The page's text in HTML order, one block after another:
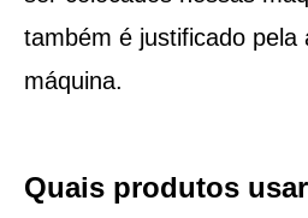
também é justificado pela
máquina.
Quais produtos usar